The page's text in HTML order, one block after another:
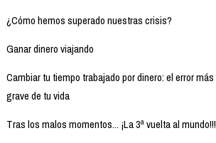
¿Cómo hemos superado nuestras crisis?
Ganar dinero viajando
Cambiar tu tiempo trabajado por dinero: el error más
grave de tu vida
Tras los malos momentos... ¡La 3ª vuelta al mundo!!!